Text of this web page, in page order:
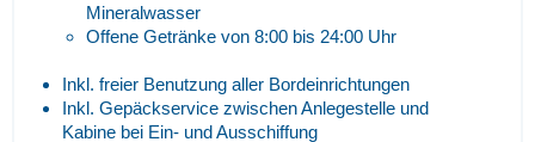
Mineralwasser
Offene Getränke von 8:00 bis 24:00 Uhr
Inkl. freier Benutzung aller Bordeinrichtungen
Inkl. Gepäckservice zwischen Anlegestelle und
Kabine bei Ein- und Ausschiffung